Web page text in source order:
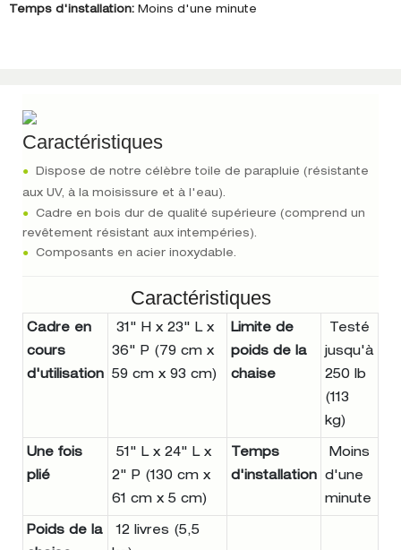
Temps d'installation: Moins d'une minute
Caractéristiques
●
Dispose de notre célèbre toile de parapluie (résistante
aux UV, à la moisissure et à l'eau).
●
Cadre en bois dur de qualité supérieure (comprend un
revêtement résistant aux intempéries).
●
Composants en acier inoxydable.
Caractéristiques
Cadre en
cours
d'utilisation
31" H x 23" L x
36" P (79 cm x
59 cm x 93 cm)
Limite de
poids de la
chaise
Testé
jusqu'à
250 lb
(113
kg)
Une fois
plié
51" L x 24" L x
2" P (130 cm x
61 cm x 5 cm)
Temps
d'installation
Moins
d'une
minute
Poids de la
12 livres (5,5